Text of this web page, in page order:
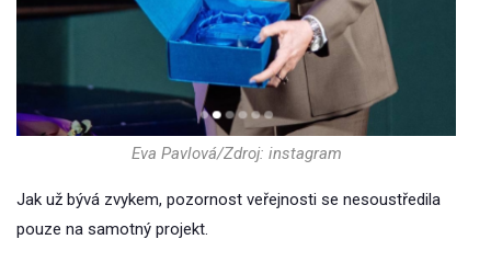
Eva Pavlová/Zdroj: instagram
Jak už bývá zvykem, pozornost veřejnosti se nesoustředila
pouze na samotný projekt.